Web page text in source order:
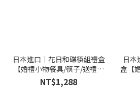
日本進口｜花日和碟筷組禮盒
【婚禮小物餐具/筷子/送禮小
物】
NT$1,288
日本
盒【